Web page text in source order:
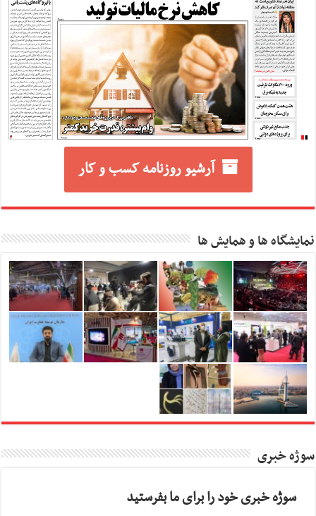
آرشیو روزنامه کسب و کار
نمایشگاه ها و همایش ها
سوژه خبری
سوژه خبری خود را برای ما بفرستید